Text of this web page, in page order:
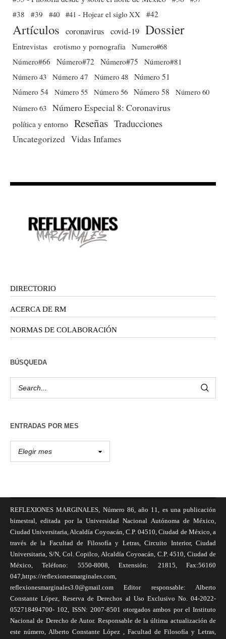
#38
#39 #40 #41 - Hojear el siglo XX #42
Artículos coronavirus covid-19 Dossier
Entrevistas erotismo y pornografía
Numero#68
Número#66
Número#72 Número#75
Número#81
Número 43 Número 47 Número 48 Número 51
Número 54 Número 55 Número 56 Número 58
Número 60
Número 63 Número Especial 8: Coronavirus
política y entorno Reseñas Traducciones
Uncategorized Vidas Infames
DIRECTORIO
ACERCA DE RM
NORMAS DE COLABORACIÓN
BÚSQUEDA
ENTRADAS POR MES
REFLEXIONES MARGINALES, Número 86, año 11, es una publicación
bimestral, editada por la Universidad Nacional Autónoma de México,
Ciudad Universitaria, Alcaldía Coyoacán, C.P. 04510, Ciudad de México, a
través de la Facultad de Filosofía y Letras, Circuito Interior, Ciudad
Universitaria, S/N, Col. Copilco, Alcaldía Coyoacán, C.P. 4510, Ciudad de
México, Teléfono: 5550-8008, Extensión: 21815, Fax:56160
047,https://reflexionesmarginales.com,
reflexionesmarginales3.0@gmail.com Editor responsable: Alberto
Constante López, Reserva de Derechos al Uso Exclusivo No. 04-2022-
052718494700- 102, ISSN: 2007-8501 otorgados ambos por el Instituto
Nacional de Derecho de Autor. Responsable de la última actualización de
este número, Alberto Constante López , Facultad de Filosofía y Letras,